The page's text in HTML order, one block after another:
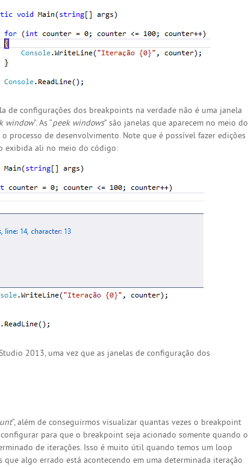
de configurações dos breakpoints na verdade não é uma janela
window“. As “peek windows” são janelas que aparecem no meio do
processo de desenvolvimento. Note que é possível fazer edições
exibida ali no meio do código:
2013, uma vez que as janelas de configuração dos
“, além de conseguirmos visualizar quantas vezes o breakpoint
para que o breakpoint seja acionado somente quando o
de iterações. Isso é muito útil quando temos um loop
que algo errado está acontecendo em uma determinada iteração